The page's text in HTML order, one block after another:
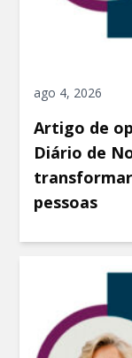
ago 4, 2026
Artigo de
Diário de
pessoas